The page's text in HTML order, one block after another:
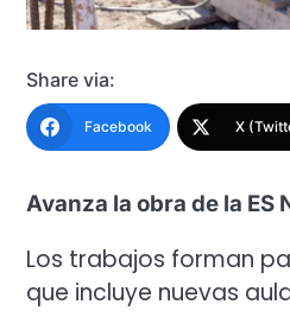
Share via:
Facebook X
Avanza la obra de la
Los trabajos forman
que incluye nuevas